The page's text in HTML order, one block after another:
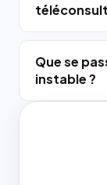
Que se
instable ?